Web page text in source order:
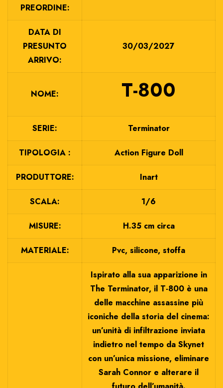
PREORDINE:
DATA DI
PRESUNTO
ARRIVO:
30/03/2027
NOME: T-800
SERIE: Terminator
TIPOLOGIA : Action Figure Doll
PRODUTTORE: Inart
SCALA: 1/6
MISURE: H.35 cm circa
MATERIALE: Pvc, silicone, stoffa
Ispirato alla sua apparizione in
The Terminator, il T-800 è una
delle macchine assassine più
iconiche della storia del cinema:
un’unità di infiltrazione inviata
indietro nel tempo da Skynet
con un’unica missione, eliminare
Sarah Connor e alterare il